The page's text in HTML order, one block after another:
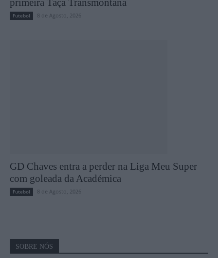
primeira Taça Transmontana
Futebol 8 de Agosto, 2026
GD Chaves entra a perder na Liga Meu Super
com goleada da Académica
Futebol 8 de Agosto, 2026
SOBRE NÓS